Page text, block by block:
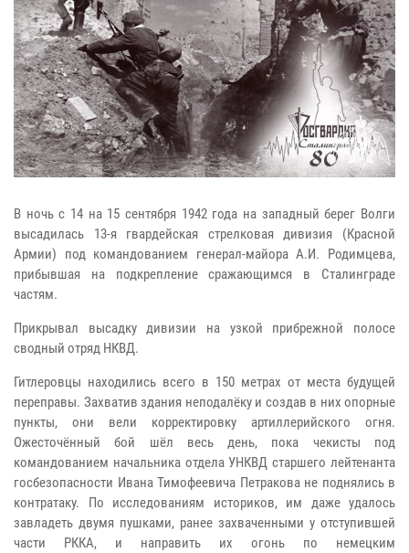
В ночь с 14 на 15 сентября 1942 года на западный берег Волги
высадилась 13-я гвардейская стрелковая дивизия (Красной
Армии) под командованием генерал-майора А.И. Родимцева,
прибывшая на подкрепление сражающимся в Сталинграде
частям.
Прикрывал высадку дивизии на узкой прибрежной полосе
сводный отряд НКВД.
Гитлеровцы находились всего в 150 метрах от места будущей
переправы. Захватив здания неподалёку и создав в них опорные
пункты, они вели корректировку артиллерийского огня.
Ожесточённый бой шёл весь день, пока чекисты под
командованием начальника отдела УНКВД старшего лейтенанта
госбезопасности Ивана Тимофеевича Петракова не поднялись в
контратаку. По исследованиям историков, им даже удалось
завладеть двумя пушками, ранее захваченными у отступившей
части РККА, и направить их огонь по немецким